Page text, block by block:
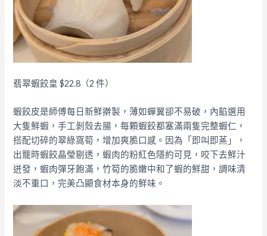
翡翠蝦餃皇 $22.8（2 件）​
蝦餃皮是師傅每日新鮮擀製，薄如蟬翼卻不易破，內餡選用
大隻鮮蝦，手工剝殼去腸，每顆蝦餃都塞滿兩隻完整蝦仁，
搭配切碎的翠綠窩筍，增加爽脆口感。因為「即叫即蒸」，
出籠時蝦餃晶瑩剔透，蝦肉的粉紅色隱約可見，咬下去鮮汁
迸發，蝦肉彈牙飽滿，竹筍的脆嫩中和了蝦的鮮甜，調味清
淡不重口，完美凸顯食材本身的鮮味。